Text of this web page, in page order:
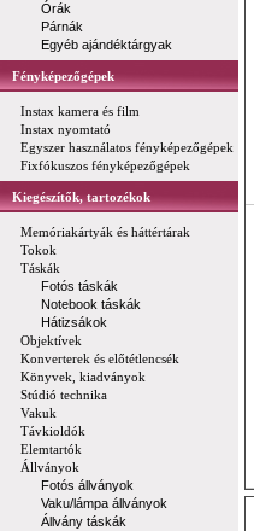
Órák
Párnák
Egyéb ajándéktárgyak
Fényképezőgépek
Instax kamera és film
Instax nyomtató
Egyszer használatos fényképezőgépek
Fixfókuszos fényképezőgépek
Kiegészítők, tartozékok
Memóriakártyák és háttértárak
Tokok
Táskák
Fotós táskák
Notebook táskák
Hátizsákok
Objektívek
Konverterek és előtétlencsék
Könyvek, kiadványok
Stúdió technika
Vakuk
Távkioldók
Elemtartók
Állványok
Fotós állványok
Vaku/lámpa állványok
Állvány táskák